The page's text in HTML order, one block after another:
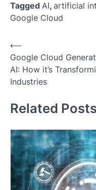
Tagged AI, artificial
Google Cloud
Post
navigation
⟵
Google Cloud
AI: How it’s
Industries
Related Posts